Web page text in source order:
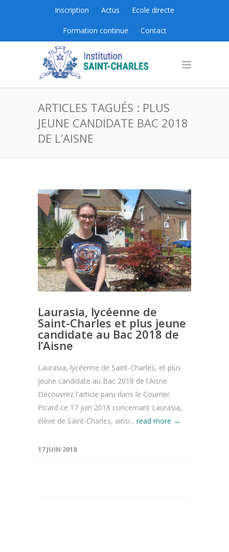
Inscription Actus Ecole directe
Formation continue Contact
ARTICLES TAGUÉS : PLUS
JEUNE CANDIDATE BAC 2018
DE L’AISNE
Laurasia, lycéenne de
Saint-Charles et plus jeune
candidate au Bac 2018 de
l’Aisne
Laurasia, lycéenne de Saint-Charles, et plus
jeune candidate au Bac 2018 de l'Aisne
Découvrez l'article paru dans le Courrier
Picard ce 17 juin 2018 concernant Laurasia,
élève de Saint-Charles, ainsi... read more →
17 JUIN 2018